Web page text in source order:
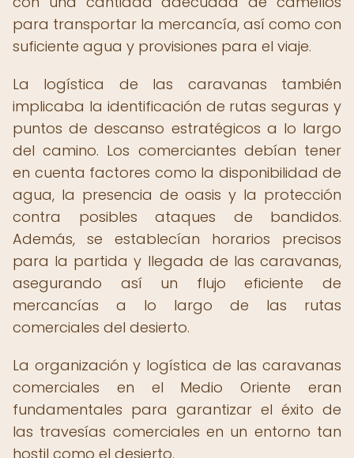
para transportar la mercancía, así como con
suficiente agua y provisiones para el viaje.
La logística de las caravanas también
implicaba la identificación de rutas seguras y
puntos de descanso estratégicos a lo largo
del camino. Los comerciantes debían tener
en cuenta factores como la disponibilidad de
agua, la presencia de oasis y la protección
contra posibles ataques de bandidos.
Además, se establecían horarios precisos
para la partida y llegada de las caravanas,
asegurando así un flujo eficiente de
mercancías a lo largo de las rutas
comerciales del desierto.
La organización y logística de las caravanas
comerciales en el Medio Oriente eran
fundamentales para garantizar el éxito de
las travesías comerciales en un entorno tan
hostil como el desierto.